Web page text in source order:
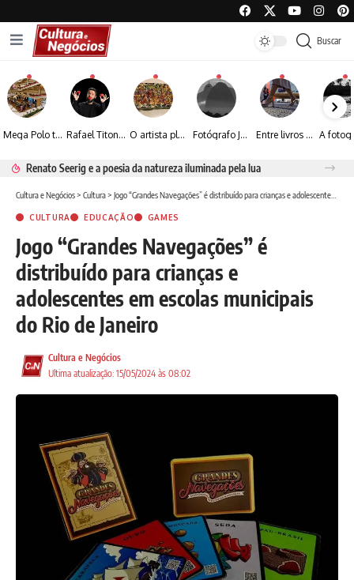
Buscar
Mega Polo transforma lançamento de coleção em plataforma nacional de negócios e projeta crescimento de mais de 15% Rafael Titonelly leva magia e acolhimento a crianças em tratamento oncológico em Juiz de Fora O artista plástico Jorge Luiz transforma sustentabilidade e criatividade em arte contemporânea Fotógrafo José Roberto apresenta um olhar sensível sobre arquitetura, formas e luz na fotografia Entre livros e fotografia autoral, Sebastião Reis consolida uma trajetória marcada pelo olhar artístico
Renato Seerig e a poesia da natureza iluminada pela lua
Cultura e Negócios> Cultura> Jogo “Grandes Navegações” é distribuído para crianças e adolescentes em escolas municipais do Rio de Janeiro
CULTURA EDUCAÇÃO GAMES
Jogo “Grandes Navegações” é
distribuído para crianças e
adolescentes em escolas municipais
do Rio de Janeiro
Ultima atualização: 15/05/2024 às 08:02
Cultura e Negócios